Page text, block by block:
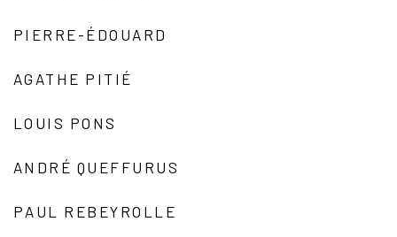
PIERRE-ÉDOUARD
AGATHE PITIÉ
LOUIS PONS
ANDRÉ QUEFFURUS
PAUL REBEYROLLE